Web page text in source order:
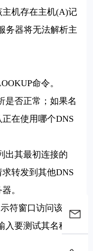
主机存在主机(A)记
务器将无法解析主
命令。
是否正常 ；如果名
在使用哪个DNS
出其最初连接的
求转发到其他DNS
。
符窗口访问该命
要测试其名称解